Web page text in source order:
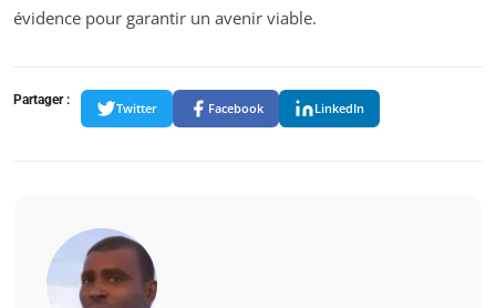
évidence pour garantir un avenir viable.
Partager :
Twitter Facebook LinkedIn